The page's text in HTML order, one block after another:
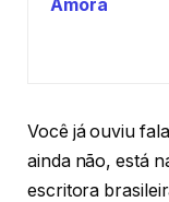
Você já ouviu
ainda não, está
escritora